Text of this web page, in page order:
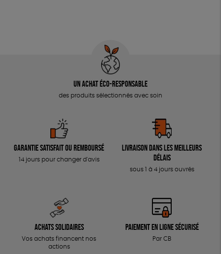
Un achat éco-responsable
des produits sélectionnés avec soin
Garantie satisfait ou remboursé
14 jours pour changer d'avis
Livraison dans les meilleurs
délais
sous 1 à 4 jours ouvrés
Achats solidaires
Vos achats financent nos
actions
Paiement en ligne sécurisé
Par CB